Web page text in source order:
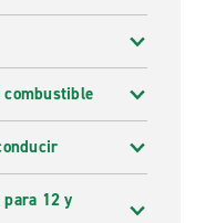
combustible
12 y